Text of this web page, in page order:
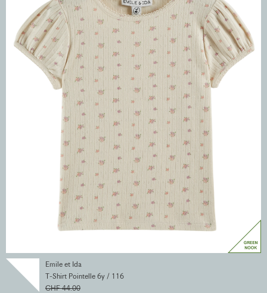
Emile et Ida
T-Shirt Pointelle 6y / 116
CHF 44.00